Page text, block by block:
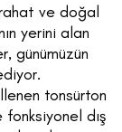
ve doğal
yerini alan
günümüzün
tonsürton
dış